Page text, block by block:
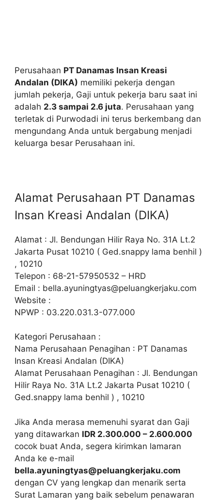
Perusahaan PT Danamas Insan Kreasi
Andalan (DIKA) memiliki pekerja dengan
jumlah pekerja, Gaji untuk pekerja baru saat ini
adalah 2.3 sampai 2.6 juta. Perusahaan yang
terletak di Purwodadi ini terus berkembang dan
mengundang Anda untuk bergabung menjadi
keluarga besar Perusahaan ini.
Alamat Perusahaan PT Danamas
Insan Kreasi Andalan (DIKA)
Alamat : Jl. Bendungan Hilir Raya No. 31A Lt.2
Jakarta Pusat 10210 ( Ged.snappy lama benhil )
, 10210
Telepon : 68-21-57950532 – HRD
Email : bella.ayuningtyas@peluangkerjaku.com
Website :
NPWP : 03.220.031.3-077.000
Kategori Perusahaan :
Nama Perusahaan Penagihan : PT Danamas
Insan Kreasi Andalan (DIKA)
Alamat Perusahaan Penagihan : Jl. Bendungan
Hilir Raya No. 31A Lt.2 Jakarta Pusat 10210 (
Ged.snappy lama benhil ) , 10210
Jika Anda merasa memenuhi syarat dan Gaji
yang ditawarkan IDR 2.300.000 – 2.600.000
cocok buat Anda, segera kirimkan lamaran
Anda ke e-mail
bella.ayuningtyas@peluangkerjaku.com
dengan CV yang lengkap dan menarik serta
Surat Lamaran yang baik sebelum penawaran